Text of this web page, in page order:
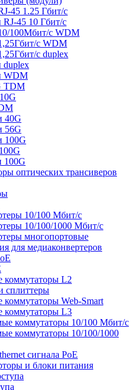
45 1.25 Гбит/c
RJ-45 10 Гбит/c
100Мбит/с WDM
с WDM
с duplex
duplex
WDM
TDM
40G
56G
100G
100G
оптических трансиверов
10/100 Мбит/с
10/100/1000 Мбит/c
многопортовые
для медиаконвертеров
коммутаторы L2
сплиттеры
коммутаторы Web-Smart
коммутаторы L3
коммутаторы 10/100 Мбит/с
коммутаторы 10/100/1000
сигнала PoE
и блоки питания